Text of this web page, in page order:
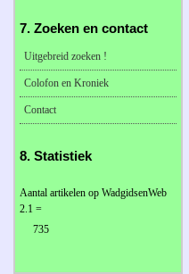
7. Zoeken en contact
Uitgebreid zoeken !
Colofon en Kroniek
Contact
8. Statistiek
Aantal artikelen op WadgidsenWeb
2.1 =
735